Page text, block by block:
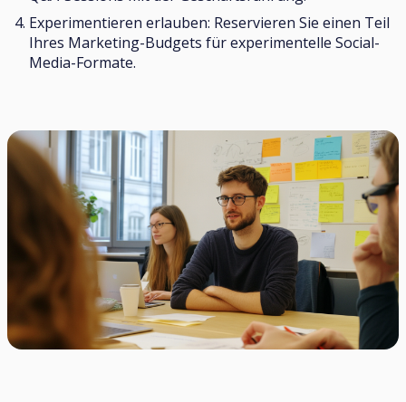
Experimentieren erlauben: Reservieren Sie einen Teil
Ihres Marketing-Budgets für experimentelle Social-
Media-Formate.